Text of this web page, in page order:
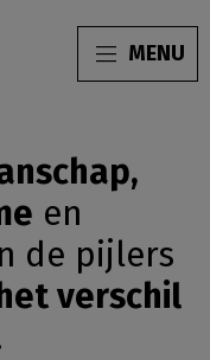
MENU
en
de pijlers
verschil